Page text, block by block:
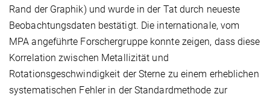
Rand der Graphik) und wurde in der Tat durch neueste
Beobachtungsdaten bestätigt. Die internationale, vom
MPA angeführte Forschergruppe konnte zeigen, dass diese
Korrelation zwischen Metallizität und
Rotationsgeschwindigkeit der Sterne zu einem erheblichen
systematischen Fehler in der Standardmethode zur